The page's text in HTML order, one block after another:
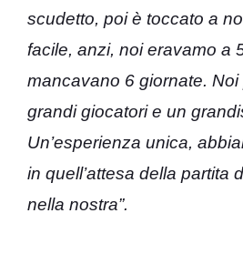
scudetto, poi è toccato a
facile, anzi, noi eravamo a
mancavano 6 giornate.
grandi giocatori e un
Un’esperienza unica,
in quell’attesa della partita
nella nostra”.